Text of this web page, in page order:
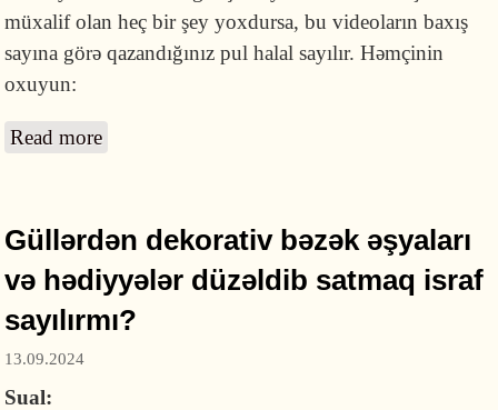
müxalif olan heç bir şey yoxdursa, bu videoların baxış
sayına görə qazandığınız pul halal sayılır. Həmçinin
oxuyun:
Read more
Güllərdən dekorativ bəzək əşyaları
və hədiyyələr düzəldib satmaq israf
sayılırmı?
13.09.2024
Sual: